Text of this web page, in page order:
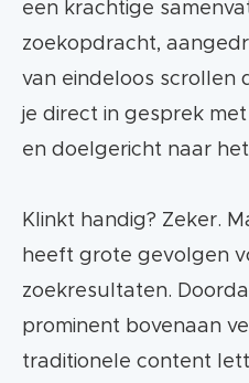
een krachtige
zoekopdracht,
van eindeloos scrollen
je direct in gesprek
en doelgericht naar
Klinkt handig? Zeker.
heeft grote gevolgen
zoekresultaten.
prominent bovenaan
traditionele content